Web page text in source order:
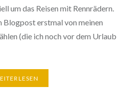
um das Reisen mit Rennrädern.
Blogpost erstmal von meinen
(die ich noch vor dem Urlaub